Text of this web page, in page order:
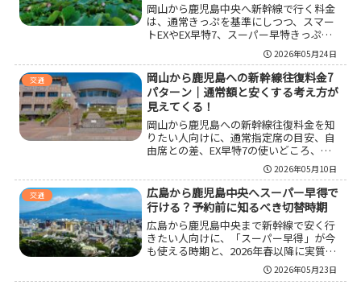
岡山から鹿児島中央へ新幹線で行く料金
は、通常きっぷを基準にしつつ、スマー
トEXやEX早特7、スーパー早特きっぷま
で比較すると判断しやすくなります。片
道の目安だけでなく、所要時間、乗り換
え回数、変更条件、往復総額まで含めて
見ることで、自分に合う買い方が選びや
すくなります。
2026年05月24日
交通
岡山から鹿児島への新幹線往復料金7
パターン｜通常額と安くする考え方が
見えてくる！
岡山から鹿児島への新幹線往復料金を知
りたい人向けに、通常指定席の目安、自
由席との差、EX早特7の使いどころ、ス
マートEX往復割引の終了予定、予約前の
注意点まで整理しました。岡山から鹿児
島への新幹線往復料金は、通常額を基準
にして、日程固定の可否と列車種別を見
ながら選ぶと判断しやすくなります。
2026年05月10日
交通
広島から鹿児島中央へスーパー早得で
行ける？予約前に知るべき切替時期
広島から鹿児島中央まで新幹線で安く行
きたい人向けに、「スーパー早得」が今
も使える時期と、2026年春以降に実質的
な代替候補となるEX早特7の違いを整理
しました。料金差、予約期限、変更条
2026年05月23日